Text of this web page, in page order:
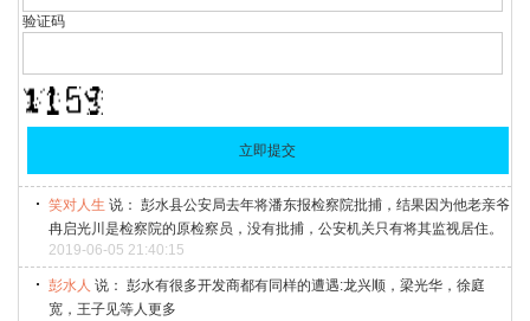
验证码
笑对人生 说： 彭水县公安局去年将潘东报检察院批捕，结果因为他老亲爷
冉启光川是检察院的原检察员，没有批捕，公安机关只有将其监视居住。
2019-06-05 21:40:15
彭水人 说： 彭水有很多开发商都有同样的遭遇:龙兴顺，梁光华，徐庭
宽，王子见等人更多